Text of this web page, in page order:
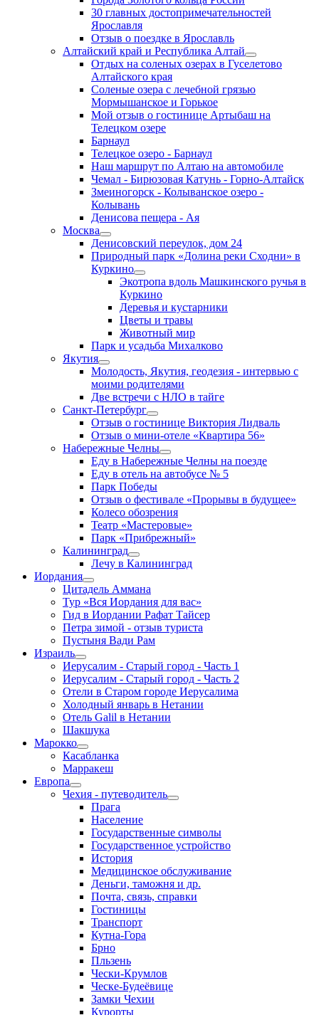
30 главных достопримечательностей
Ярославля
Отзыв о поездке в Ярославль
Алтайский край и Республика Алтай
Отдых на соленых озерах в Гуселетово
Алтайского края
Соленые озера с лечебной грязью
Мормышанское и Горькое
Мой отзыв о гостинице Артыбаш на
Телецком озере
Барнаул
Телецкое озеро - Барнаул
Наш маршрут по Алтаю на автомобиле
Чемал - Бирюзовая Катунь - Горно-Алтайск
Змеиногорск - Колыванское озеро -
Колывань
Денисова пещера - Ая
Москва
Денисовский переулок, дом 24
Природный парк «Долина реки Сходни» в
Куркино
Экотропа вдоль Машкинского ручья в
Куркино
Деревья и кустарники
Цветы и травы
Животный мир
Парк и усадьба Михалково
Якутия
Молодость, Якутия, геодезия - интервью с
моими родителями
Две встречи с НЛО в тайге
Санкт-Петербург
Отзыв о гостинице Виктория Лидваль
Отзыв о мини-отеле «Квартира 56»
Набережные Челны
Еду в Набережные Челны на поезде
Еду в отель на автобусе № 5
Парк Победы
Отзыв о фестивале «Прорывы в будущее»
Колесо обозрения
Театр «Мастеровые»
Парк «Прибрежный»
Калининград
Лечу в Калининград
Иордания
Цитадель Аммана
Тур «Вся Иордания для вас»
Гид в Иордании Рафат Тайсер
Петра зимой - отзыв туриста
Пустыня Вади Рам
Израиль
Иерусалим - Старый город - Часть 1
Иерусалим - Старый город - Часть 2
Отели в Старом городе Иерусалима
Холодный январь в Нетании
Отель Galil в Нетании
Шакшука
Марокко
Касабланка
Марракеш
Европа
Чехия - путеводитель
Прага
Население
Государственные символы
Государственное устройство
История
Медицинское обслуживание
Деньги, таможня и др.
Почта, связь, справки
Гостиницы
Транспорт
Кутна-Гора
Брно
Пльзень
Чески-Крумлов
Ческе-Будеёвице
Замки Чехии
Курорты